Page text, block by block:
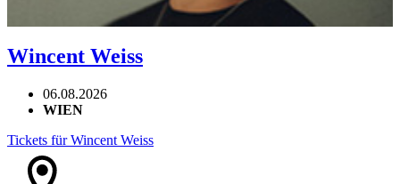
Wincent Weiss
06.08.2026
WIEN
Tickets für Wincent Weiss